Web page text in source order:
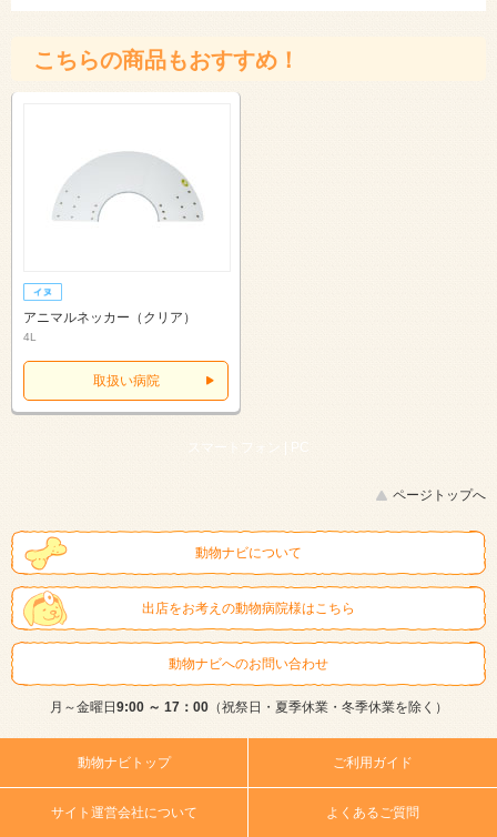
こちらの商品もおすすめ！
アニマルネッカー（クリア）
4L
取扱い病院
スマートフォン | PC
ページトップへ
動物ナビについて
出店をお考えの動物病院様はこちら
動物ナビへのお問い合わせ
月～金曜日9:00 ～ 17：00（祝祭日・夏季休業・冬季休業を除く）
動物ナビトップ ご利用ガイド
サイト運営会社について よくあるご質問